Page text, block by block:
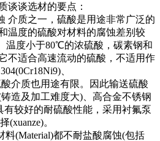
谈谈选材的要点：
质之一，硫酸是用途非常广泛的
温度的硫酸对材料的腐蚀差别较
温度小于80℃的浓硫酸，碳素钢和
不适合高速流动的硫酸，不适用作
、
介质也用途有限。因此输送硫酸
造及加工难度大)、高合金不锈钢
有较好的耐硫酸性能，采用衬氟泵
(xuanze)。
(Material)都不耐盐酸腐蚀(包括